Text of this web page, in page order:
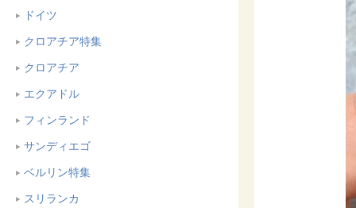
ドイツ
クロアチア特集
クロアチア
エクアドル
フィンランド
サンディエゴ
ベルリン特集
スリランカ